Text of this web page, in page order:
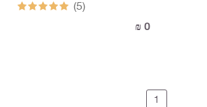
(5)
0 ₪
1